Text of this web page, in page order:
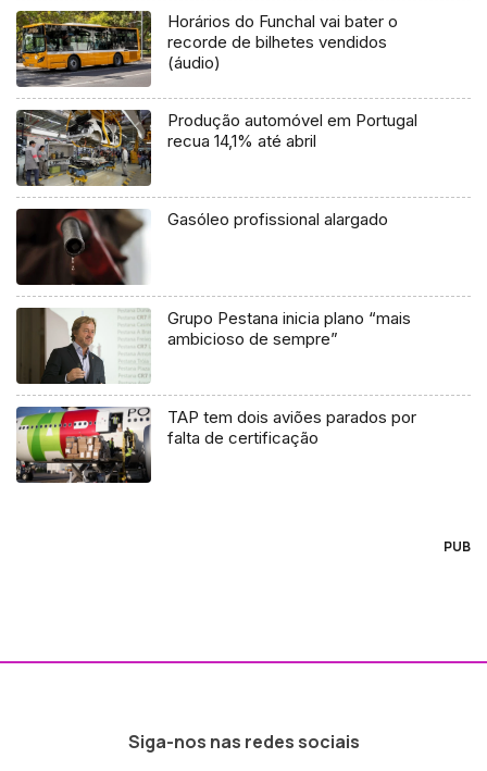
Horários do Funchal vai bater o
recorde de bilhetes vendidos
(áudio)
Produção automóvel em Portugal
recua 14,1% até abril
Gasóleo profissional alargado
Grupo Pestana inicia plano “mais
ambicioso de sempre”
TAP tem dois aviões parados por
falta de certificação
PUB
Siga-nos nas redes sociais